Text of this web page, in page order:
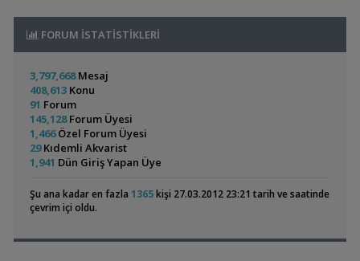
Colombian Tetra
Electric Blue Acara
(4) (36)
Apistogramma TürleriAtlasPoyraz07:18
Hb.white Lepistes jaloreef02:25
Kral Ciklet - Albino Auratus - Lombardoi KenyiMalawi market
Kafalı Yunus Yavruları
Subulata Crypto Flamingo
Endler KarışıkALP85 00:47
Bitki Çeşitleriemreemin00:08
Bitki Gübre Seti Satış Ve Destek
Armatür Powerled Ölçülerinize Göre Destek Verilir
FORUM İSTATİSTİKLERİ
3,797,668Mesaj
408,613 Konu
91 Forum
145,128Forum Üyesi
1,466Özel Forum Üyesi
29Kıdemli Akvarist
1,941 Dün Giriş Yapan Üye
Şu ana kadar en fazla 1365kişi 27.03.2012 23:21 tarih ve saatinde
çevrim içi oldu.